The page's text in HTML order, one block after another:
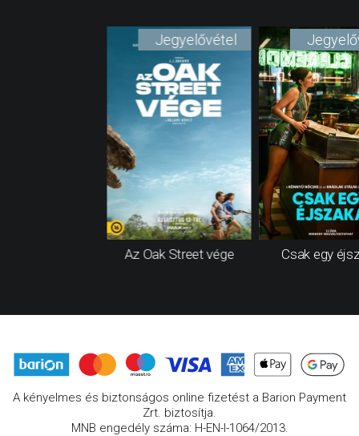
Az Oak Street vége
Jegyelővétel
Csak egy
A kényelmes és biztonságos online fizetést a Barion Payment
Zrt. biztosítja.
MNB engedély száma: H-EN-I-1064/2013.